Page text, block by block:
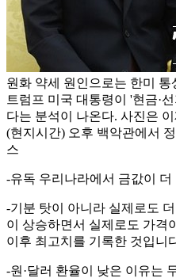
원화 약세 원인으로는 한미
트럼프 미국 대통령이 '현금·
다는 분석이 나온다. 사진은
(현지시간) 오후 백악관에서
스
-유독 우리나라에서 금값이
-기분 탓이 아니라 실제로도
이 상승하면서 실제로도 가격
이후 최고치를 기록한 것입니
-원·달러 환율이 낮은 이유는